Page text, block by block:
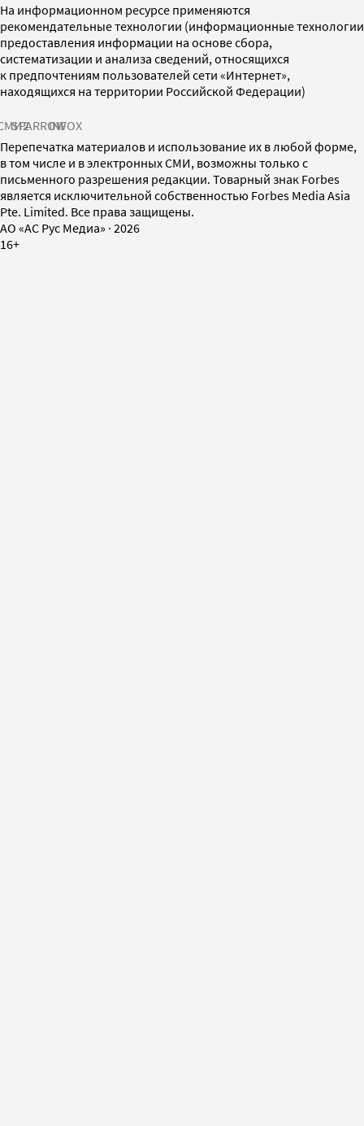
На информационном ресурсе применяются
рекомендательные технологии (информационные технологии
предоставления информации на основе сбора,
систематизации и анализа сведений, относящихся
к предпочтениям пользователей сети «Интернет»,
находящихся на территории Российской Федерации)
SPARROWINFOX
Перепечатка материалов и использование их в любой форме,
в том числе и в электронных СМИ, возможны только с
письменного разрешения редакции. Товарный знак Forbes
является исключительной собственностью Forbes Media Asia
Pte. Limited. Все права защищены.
AO «АС Рус Медиа» · 2026
16+